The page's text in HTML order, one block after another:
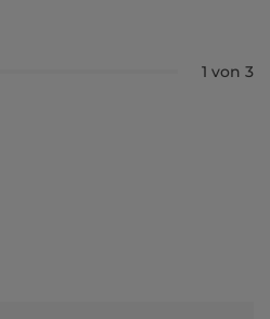
1 von 3